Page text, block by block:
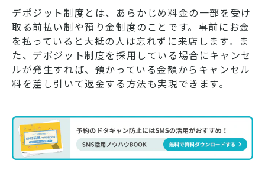
デポジット制度とは、あらかじめ料金の一部を受け
取る前払い制や預り金制度のことです。事前にお金
を払っていると大抵の人は忘れずに来店します。ま
た、デポジット制度を採用している場合にキャンセ
ルが発生すれば、預かっている金額からキャンセル
料を差し引いて返金する方法も実現できます。